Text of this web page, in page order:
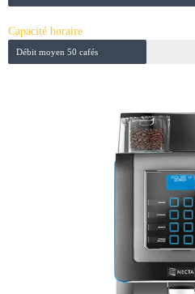
Capacité horaire
Débit moyen 50 cafés